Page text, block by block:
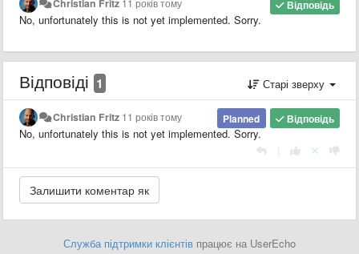
Відповідь
No, unfortunately this is not yet implemented. Sorry.
Відповіді 1 Старі зверху
Відповідь
Planned
Christian Fritz 11 років тому
No, unfortunately this is not yet implemented. Sorry.
Служба підтримки клієнтів працює на UserEcho